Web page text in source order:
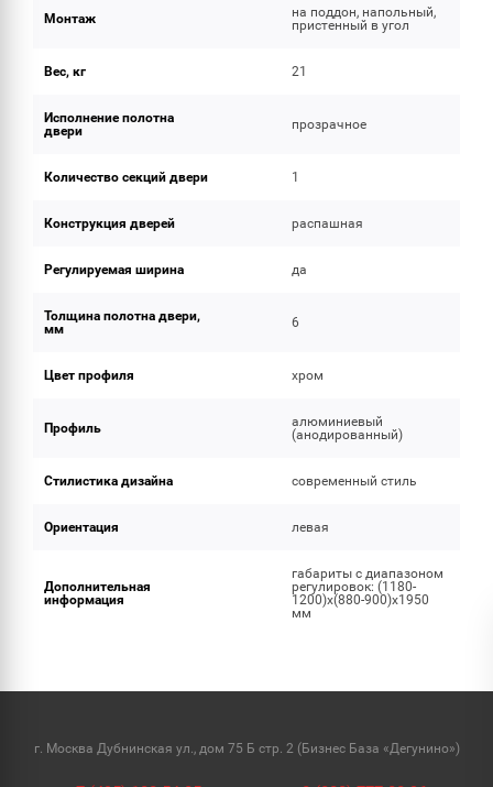
Монтаж
на поддон, напольный,
пристенный в угол
Вес, кг 21
Исполнение полотна
двери
прозрачное
Количество секций двери 1
Конструкция дверей распашная
Регулируемая ширина да
Толщина полотна двери,
мм
6
Цвет профиля хром
Профиль
алюминиевый
(анодированный)
Стилистика дизайна современный стиль
Ориентация левая
Дополнительная
информация
габариты с диапазоном
регулировок: (1180-
1200)x(880-900)x1950
мм
г. Москва Дубнинская ул., дом 75 Б стр. 2 (Бизнес База «Дегунино»)